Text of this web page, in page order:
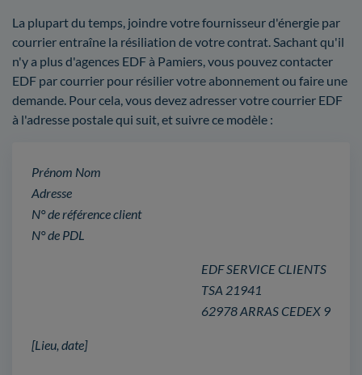
La plupart du temps, joindre votre fournisseur d'énergie par
courrier entraîne la résiliation de votre contrat. Sachant qu'il
n'y a plus d'agences EDF à Pamiers, vous pouvez contacter
EDF par courrier pour résilier votre abonnement ou faire une
demande. Pour cela, vous devez adresser votre courrier EDF
à l'adresse postale qui suit, et suivre ce modèle :
Prénom Nom
Adresse
N° de référence client
N° de PDL
EDF SERVICE CLIENTS
TSA 21941
62978 ARRAS CEDEX 9
[Lieu, date]